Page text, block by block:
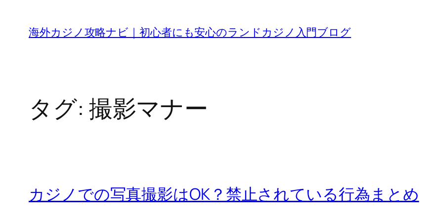
海外カジノ攻略ナビ｜初心者にも安心のランドカジノ入門ブログ
タグ: 撮影マナー
カジノでの写真撮影はOK？禁止されている行為まとめ